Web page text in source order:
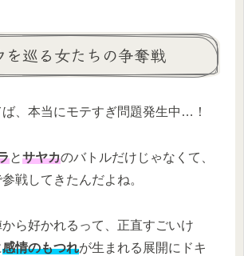
を巡る女たちの争奪戦
ば、本当にモテすぎ問題発生中…！
とサヤカのバトルだけじゃなくて、
参戦してきたんだよね。
ら好かれるって、正直すごいけ
感情のもつれが生まれる展開にドキ